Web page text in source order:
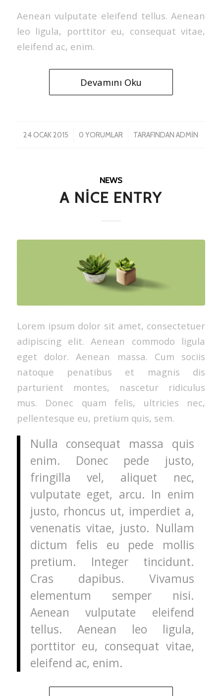
Aenean vulputate eleifend tellus. Aenean
leo ligula, porttitor eu, consequat vitae,
eleifend ac, enim.
Devamını Oku
24 OCAK 2015
/ 0 YORUMLAR
/ TARAFINDANADMIN
NEWS
A NICE ENTRY
Lorem ipsum dolor sit amet, consectetuer
adipiscing elit. Aenean commodo ligula
eget dolor. Aenean massa. Cum sociis
natoque penatibus et magnis dis
parturient montes, nascetur ridiculus
mus. Donec quam felis, ultricies nec,
pellentesque eu, pretium quis, sem.
Nulla consequat massa quis
enim. Donec pede justo,
fringilla vel, aliquet nec,
vulputate eget, arcu. In enim
justo, rhoncus ut, imperdiet a,
venenatis vitae, justo. Nullam
dictum felis eu pede mollis
pretium. Integer tincidunt.
Cras dapibus. Vivamus
elementum semper nisi.
Aenean vulputate eleifend
tellus. Aenean leo ligula,
porttitor eu, consequat vitae,
eleifend ac, enim.